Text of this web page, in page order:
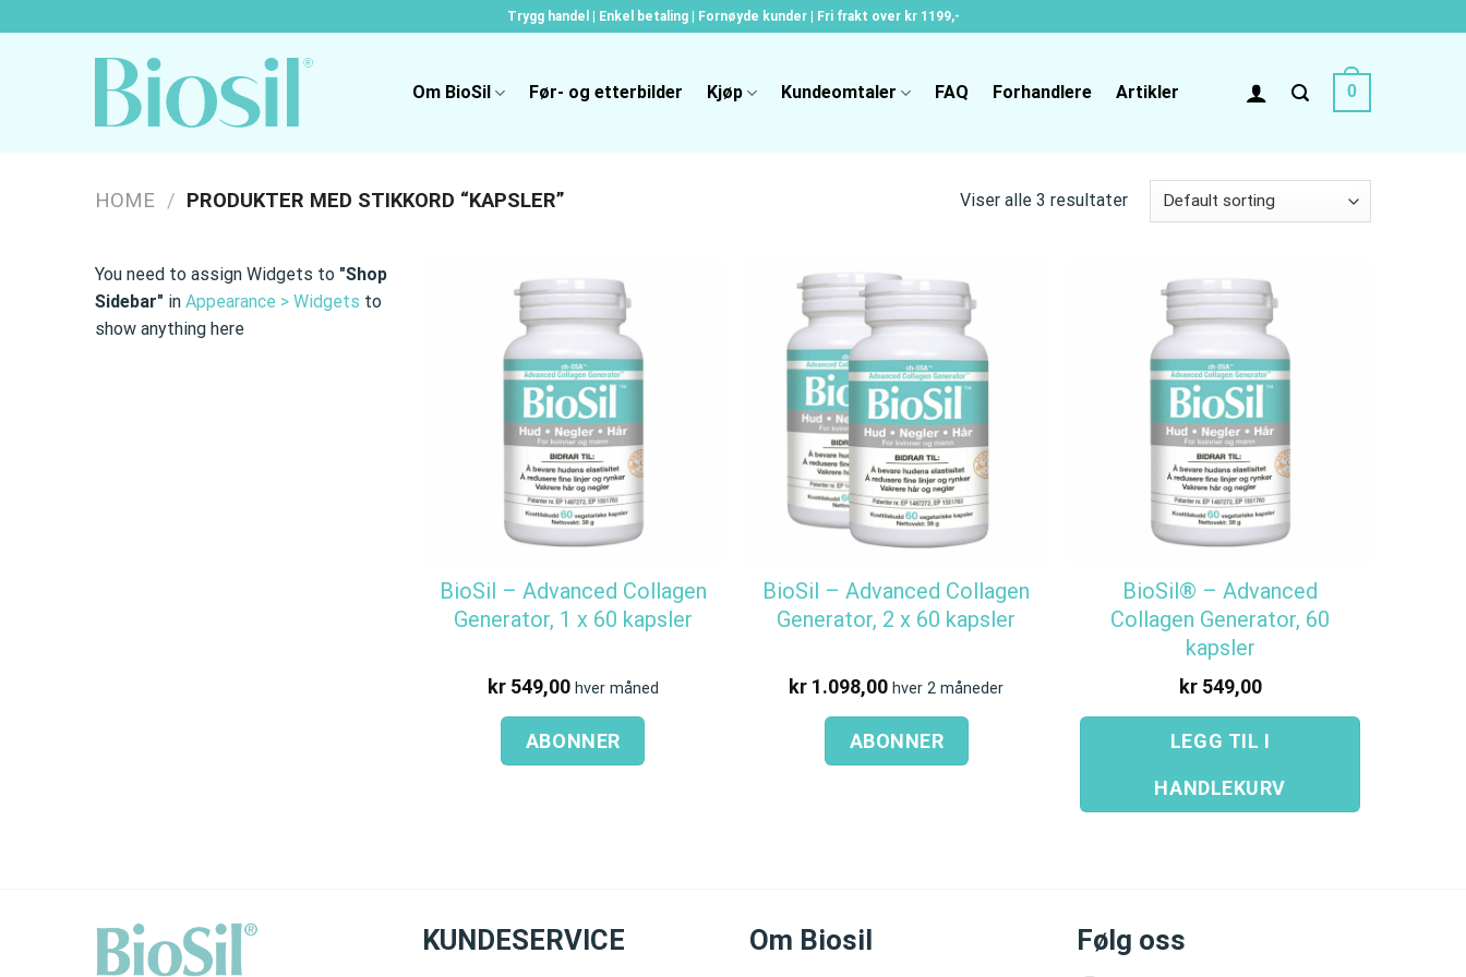
to
Trygg handel | Enkel betaling | Fornøyde kunder | Fri frakt over kr 1199,-
Om BioSil Før- og etterbilder Kjøp Kundeomtaler FAQ Forhandlere Artikler 0
HOME / PRODUKTER MED STIKKORD “KAPSLER” Viser alle 3 resultater
You need to assign Widgets to "Shop
Sidebar" in Appearance > Widgets to
show anything here
BioSil – Advanced Collagen
Generator, 1 x 60 kapsler
kr549,00 hver måned
ABONNER
BioSil – Advanced Collagen
Generator, 2 x 60 kapsler
kr 1.098,00 hver 2 måneder
ABONNER
BioSil® – Advanced
Collagen Generator, 60
kapsler
kr549,00
LEGG TIL I
HANDLEKURV
KUNDESERVICE Om Biosil Følg oss